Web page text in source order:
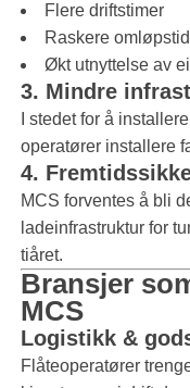
Flere driftstimer
Raskere omløpstid
Økt utnyttelse av
3. Mindre
I stedet for å
operatører installere
4.
MCS forventes å bli
ladeinfrastruktur for
tiåret.
Bransjer
MCS
Logistikk &
Flåteoperatører